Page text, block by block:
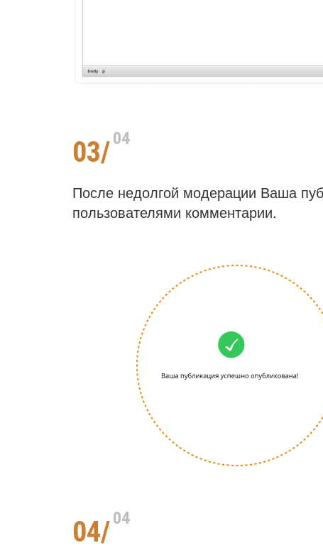
03/04
После недолгой модерации Ваша
пользователями комментарии.
04/04